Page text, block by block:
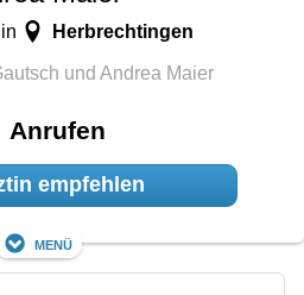
in Herbrechtingen
und Andrea Maier
Anrufen
empfehlen
Menü